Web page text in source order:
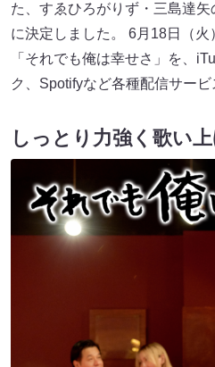
た、すゑひろがりず・三島達
に決定しました。 6月18日（
「それでも俺は幸せさ」を、
ク、Spotifyなど各種配信サービ
しっとり力強く歌い